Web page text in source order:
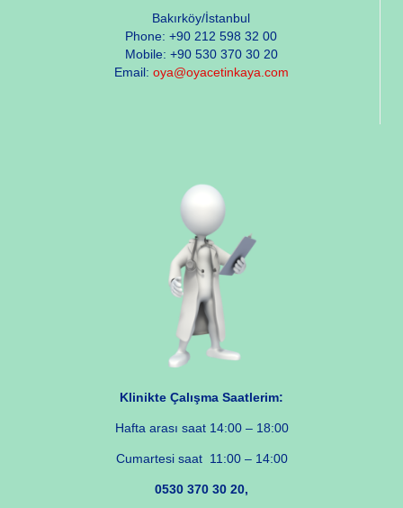
Bakırköy/İstanbul
Phone: +90 212 598 32 00
Mobile: +90 530 370 30 20
Email: oya@oyacetinkaya.com
Klinikte Çalışma Saatlerim:
Hafta arası saat 14:00 – 18:00
Cumartesi saat 11:00 – 14:00
0530 370 30 20,